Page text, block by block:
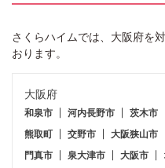
さくらハイムでは、大阪府を
おります。
大阪府
和泉市 河内長野市 茨木市
熊取町
交野市 大阪狭山市
門真市
泉大津市 大阪市